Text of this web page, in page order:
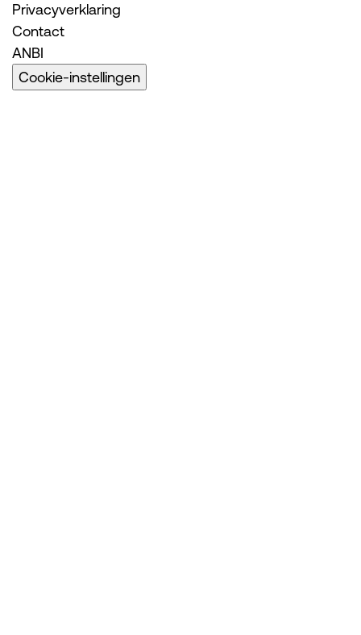
Privacyverklaring
Contact
ANBI
Cookie-instellingen